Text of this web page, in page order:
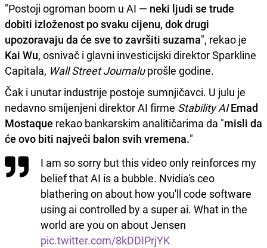
"Postoji ogroman boom u AI — neki ljudi se trude
dobiti izloženost po svaku cijenu, dok drugi
upozoravaju da će sve to završiti suzama", rekao je
Kai Wu, osnivač i glavni investicijski direktor Sparkline
Capitala, Wall Street Journaluprošle godine.
Čak i unutar industrije postoje sumnjičavci. U julu je
nedavno smijenjeni direktor AI firme Stability AI Emad
Mostaque rekao bankarskim analitičarima da "misli da
će ovo biti najveći balon svih vremena."
I am so sorry but this video only reinforces my
belief that AI is a bubble. Nvidia's ceo
blathering on about how you'll code software
using ai controlled by a super ai. What in the
world are you on about Jensen
pic.twitter.com/8kDDIPrjYK